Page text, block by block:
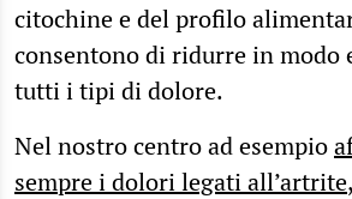
citochine e del profilo
consentono di ridurre in modo
tutti i tipi di dolore.
Nel nostro centro ad esempio
sempre i dolori legati all’artrite